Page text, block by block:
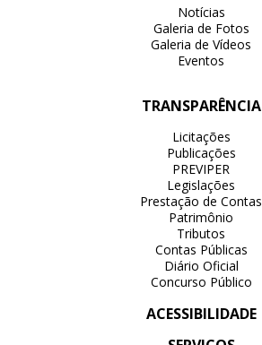
Notícias
Galeria de Fotos
Galeria de Vídeos
Eventos
TRANSPARÊNCIA
Licitações
Publicações
PREVIPER
Legislações
Prestação de Contas
Patrimônio
Tributos
Contas Públicas
Diário Oficial
Concurso Público
ACESSIBILIDADE